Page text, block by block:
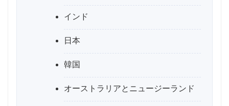
インド
日本
韓国
オーストラリアとニュージーランド